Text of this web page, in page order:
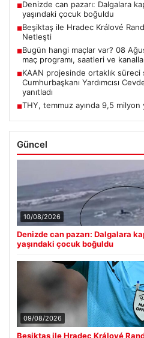
■Denizde can pazarı: Dalgalara
yaşındaki çocuk boğuldu
■Beşiktaş ile Hradec Králové
Netleşti
■Bugün hangi maçlar var? 08
maç programı, saatleri ve
■KAAN projesinde ortaklık süreci
Cumhurbaşkanı Yardımcısı
yanıtladı
■THY, temmuz ayında 9,5 milyon
Güncel
10/08/2026
Denizde can pazarı: Dalgalara
yaşındaki çocuk boğuldu
09/08/2026
Beşiktaş ile Hradec Králové